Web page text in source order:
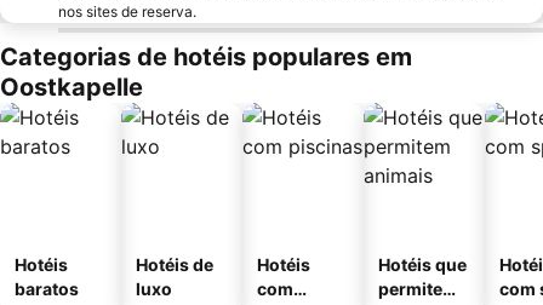
nos sites de reserva.
Categorias de hotéis populares em
Oostkapelle
Hotéis
baratos
Hotéis de
luxo
Hotéis
com
Hotéis que
permitem
com